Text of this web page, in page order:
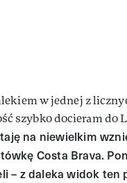
w jednej z
szybko docieram do
na niewielkim
Costa Brava.
– z daleka widok ten